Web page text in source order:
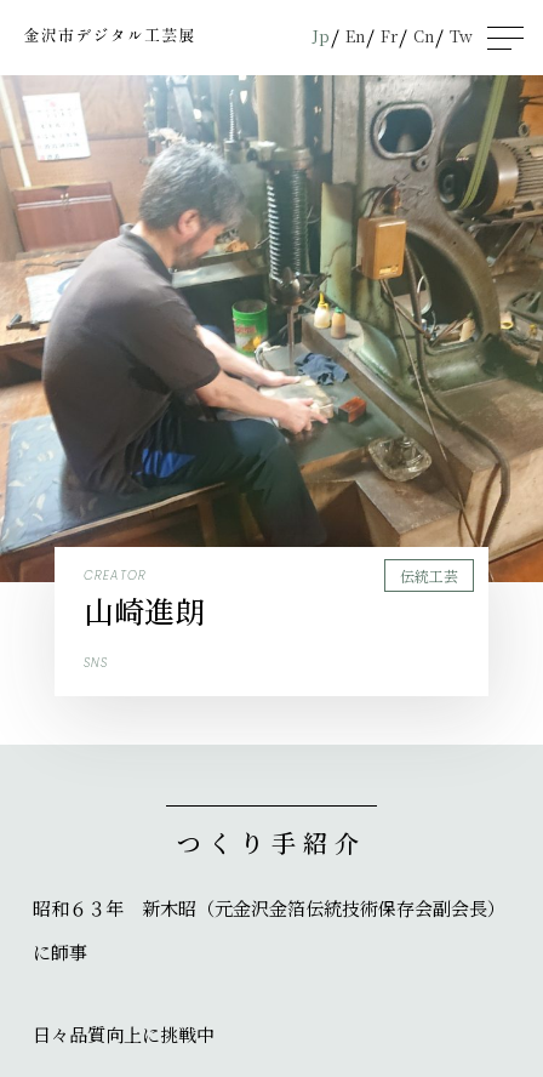
Jp En Fr Cn Tw
men
u
CREATOR
山崎進朗
SNS
伝統工芸
つくり手紹介
昭和６３年 新木昭（元金沢金箔伝統技術保存会副会長）
に師事
日々品質向上に挑戦中